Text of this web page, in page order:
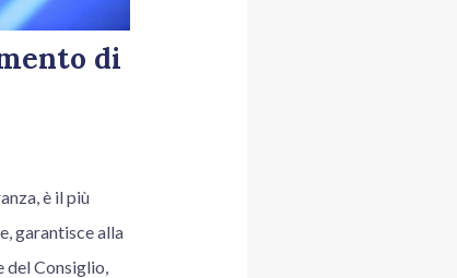
di
è il più
garantisce alla
Consiglio,